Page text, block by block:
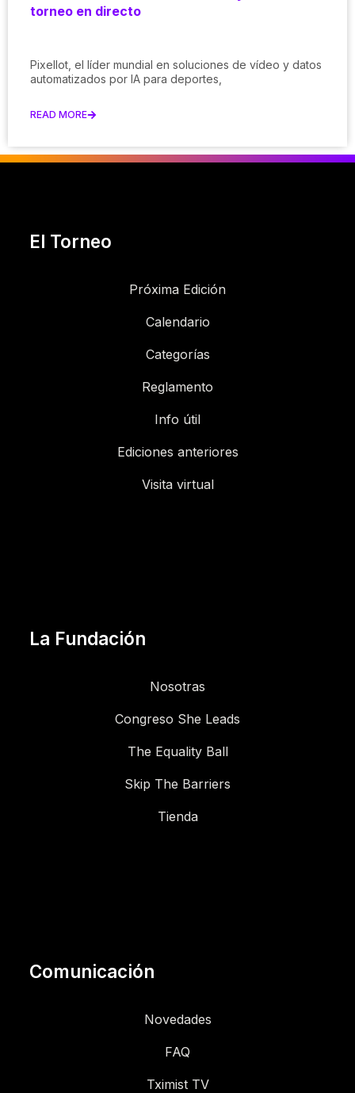
torneo en directo
Pixellot, el líder mundial en soluciones de vídeo y datos
automatizados por IA para deportes,
READ MORE
El Torneo
Próxima Edición
Calendario
Categorías
Reglamento
Info útil
Ediciones anteriores
Visita virtual
La Fundación
Nosotras
Congreso She Leads
The Equality Ball
Skip The Barriers
Tienda
Comunicación
Novedades
FAQ
Tximist TV